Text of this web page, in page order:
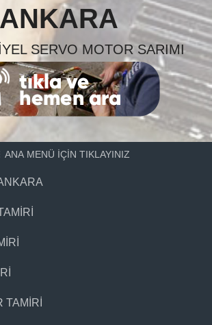
ANKARA
SERVO MOTOR SARIMI
ANA MENÜ İÇİN TIKLAYINIZ
TAMIRI